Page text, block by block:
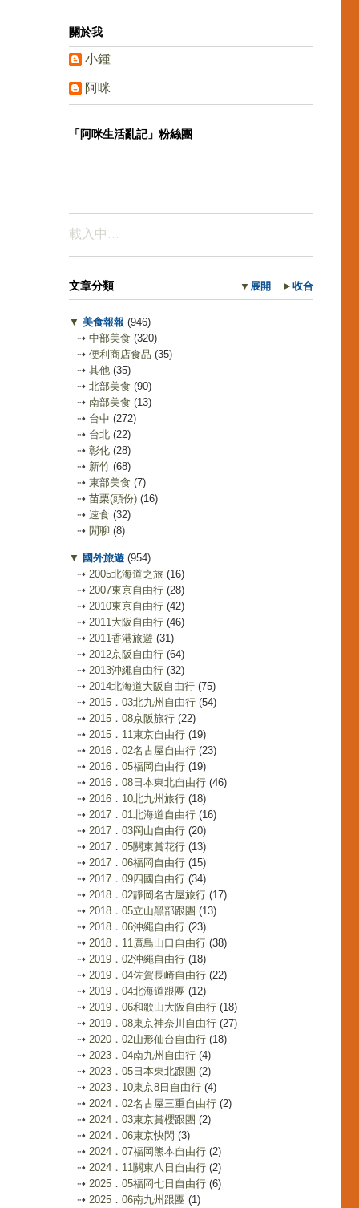
關於我
小鍾
阿咪
「阿咪生活亂記」粉絲團
載入中…
▼ 展開 ► 收合
文章分類
▼ 美食報報 (946)
⇢ 中部美食 (320)
⇢ 便利商店食品 (35)
⇢ 其他 (35)
⇢ 北部美食 (90)
⇢ 南部美食 (13)
⇢ 台中 (272)
⇢ 台北 (22)
⇢ 彰化 (28)
⇢ 新竹 (68)
⇢ 東部美食 (7)
⇢ 苗栗(頭份) (16)
⇢ 速食 (32)
⇢ 閒聊 (8)
▼ 國外旅遊 (954)
⇢ 2005北海道之旅 (16)
⇢ 2007東京自由行 (28)
⇢ 2010東京自由行 (42)
⇢ 2011大阪自由行 (46)
⇢ 2011香港旅遊 (31)
⇢ 2012京阪自由行 (64)
⇢ 2013沖繩自由行 (32)
⇢ 2014北海道大阪自由行 (75)
⇢ 2015．03北九州自由行 (54)
⇢ 2015．08京阪旅行 (22)
⇢ 2015．11東京自由行 (19)
⇢ 2016．02名古屋自由行 (23)
⇢ 2016．05福岡自由行 (19)
⇢ 2016．08日本東北自由行 (46)
⇢ 2016．10北九州旅行 (18)
⇢ 2017．01北海道自由行 (16)
⇢ 2017．03岡山自由行 (20)
⇢ 2017．05關東賞花行 (13)
⇢ 2017．06福岡自由行 (15)
⇢ 2017．09四國自由行 (34)
⇢ 2018．02靜岡名古屋旅行 (17)
⇢ 2018．05立山黑部跟團 (13)
⇢ 2018．06沖繩自由行 (23)
⇢ 2018．11廣島山口自由行 (38)
⇢ 2019．02沖繩自由行 (18)
⇢ 2019．04佐賀長崎自由行 (22)
⇢ 2019．04北海道跟團 (12)
⇢ 2019．06和歌山大阪自由行 (18)
⇢ 2019．08東京神奈川自由行 (27)
⇢ 2020．02山形仙台自由行 (18)
⇢ 2023．04南九州自由行 (4)
⇢ 2023．05日本東北跟團 (2)
⇢ 2023．10東京8日自由行 (4)
⇢ 2024．02名古屋三重自由行 (2)
⇢ 2024．03東京賞櫻跟團 (2)
⇢ 2024．06東京快閃 (3)
⇢ 2024．07福岡熊本自由行 (2)
⇢ 2024．11關東八日自由行 (2)
⇢ 2025．05福岡七日自由行 (6)
⇢ 2025．06南九州跟團 (1)